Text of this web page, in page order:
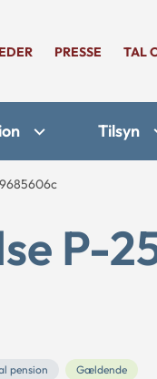
PRESSE TAL
Tilsyn
P-
pension Gældende